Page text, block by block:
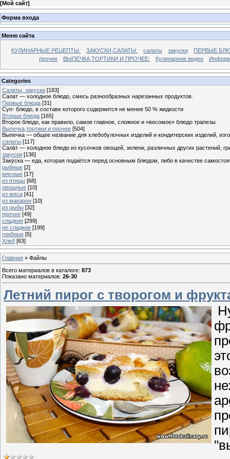
[Мой сайт]
Форма входа
Меню сайта
КУЛИНАРНЫЕ РЕЦЕПТЫ: ЗАКУСКИ,САЛАТЫ: салаты закуски
ПЕРВЫЕ
прочее
ВЫПЕЧКА,ТОРТИКИ И ПРОЧЕЕ: Кулинарное видео
Categories
Cалаты, закуски [183]
Салат — холодное блюдо, смесь разнообразных нарезанных продуктов.
Первые блюда [31]
Суп- блюдо, в составе которого содержится не менее 50 % жидкости
Вторые блюда [165]
Второе блюдо, как правило, самое главное, сложное и «весомое» блюдо трапезы
Выпечка,тортики и прочее [504]
Выпечка — общее название для хлебобулочных изделий и кондитерских изделий,
салаты [117]
Сала́т — холодное блюдо из кусочков овощей, зелени, различных других растений,
закуски [136]
Заку́ска — еда, которая подаётся перед основным блюдом, либо в качестве
рыбные [2]
мясные [17]
из птицы [68]
овощные [10]
из мяса [41]
из макарон [10]
из рыбы [32]
прочее [49]
сладкие [299]
не сладкие [199]
грибные [5]
Хлеб [63]
Главная » Файлы
Всего материалов в каталоге: 873
Показано материалов: 26-30
Летний пирог с творогом и